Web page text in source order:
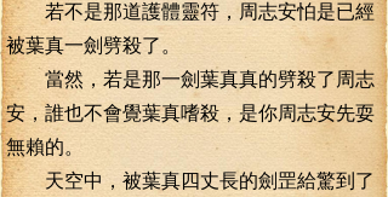
若不是那道護體靈符，周志安怕是已經
被葉真一劍劈殺了。
當然，若是那一劍葉真真的劈殺了周志
安，誰也不會覺葉真嗜殺，是你周志安先耍
無賴的。
天空中，被葉真四丈長的劍罡給驚到了